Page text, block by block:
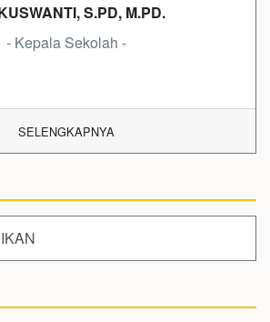
S.PD, M.PD.
- Kepala Sekolah -
SELENGKAPNYA